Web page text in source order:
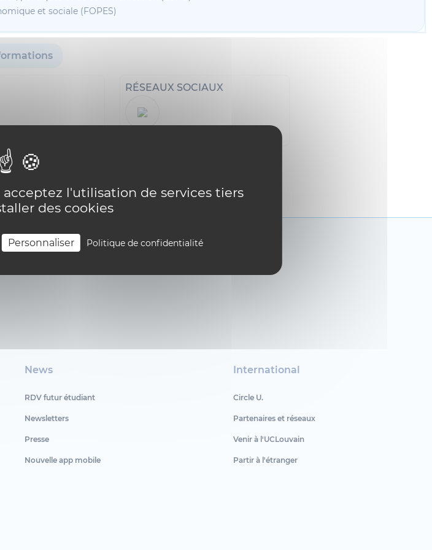
acceptez l'utilisation de services tiers
des cookies
Personnaliser Politique de confidentialité
et sociale (FOPES)
RÉSEAUX SOCIAUX
News
RDV futur étudiant
Newsletters
Presse
Nouvelle app mobile
International
Circle U.
Partenaires et réseaux
Venir à l'UCLouvain
Partir à l'étranger